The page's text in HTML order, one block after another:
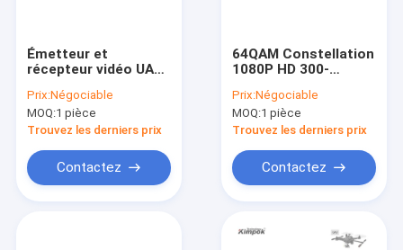
Émetteur et
récepteur vidéo UAV
1080p de 20W
COFDM pour une
transmission vidéo
de données
Prix:Négociable
MOQ:1 pièce
Trouvez les derniers prix
Contactez
64QAM Constellation
1080P HD 300-
portée Nlos Wifi
Cofdm Émetteur et
récepteur vidéo sans
Prix:Négociable
MOQ:1 pièce
Trouvez les derniers prix
Contactez